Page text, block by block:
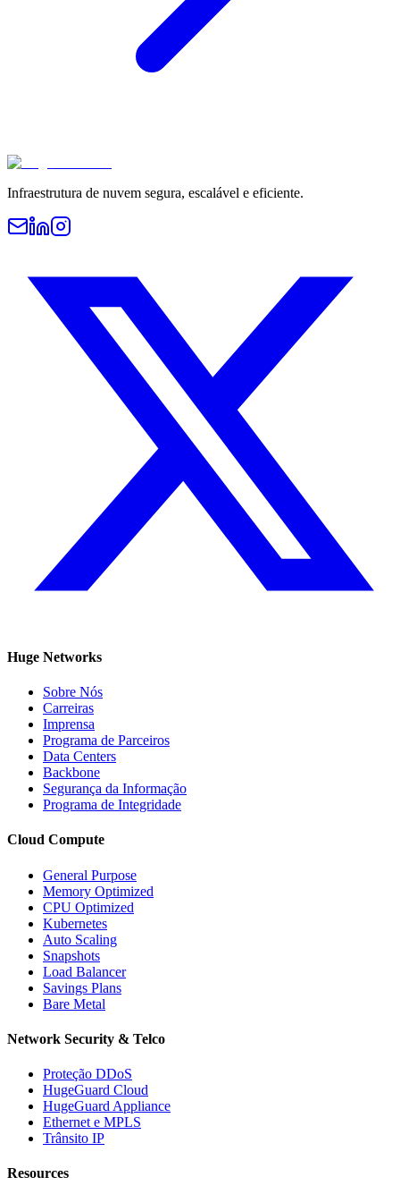
Infraestrutura de nuvem segura, escalável e eficiente.
Huge Networks
Sobre Nós
Carreiras
Imprensa
Programa de Parceiros
Data Centers
Backbone
Segurança da Informação
Programa de Integridade
Cloud Compute
General Purpose
Memory Optimized
CPU Optimized
Kubernetes
Auto Scaling
Snapshots
Load Balancer
Savings Plans
Bare Metal
Network Security & Telco
Proteção DDoS
HugeGuard Cloud
HugeGuard Appliance
Ethernet e MPLS
Trânsito IP
Resources